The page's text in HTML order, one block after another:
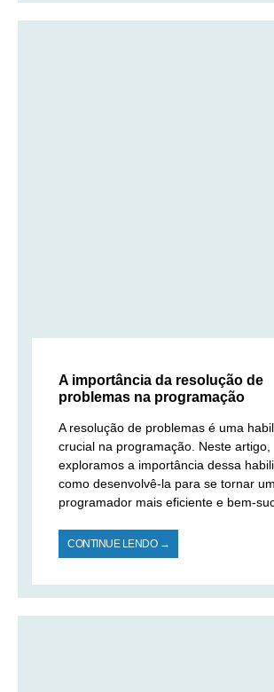
A importância da resolução de
problemas na programação
A resolução de problemas é uma
crucial na programação. Neste artigo,
exploramos a importância dessa
como desenvolvê-la para se tornar um
programador mais eficiente e bem-
CONTINUE LENDO →